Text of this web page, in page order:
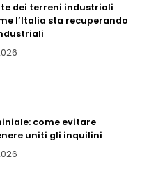
dei terreni industriali
l’Italia sta recuperando
come evitare
uniti gli inquilini